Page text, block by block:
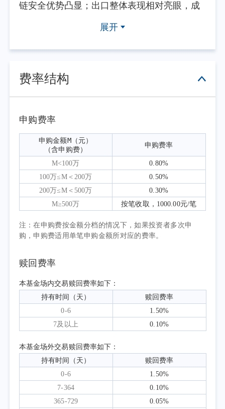
链安全优势凸显；出口整体表现相对亮眼，成
处于调整期，房地产开发投资延续负增长态
势，对固定资产投资形成持续拖累。同时，二
拖累建筑上游产业链生产活动。制造业投资则
入预期偏弱及消费信心修复缓慢的影响，社会
消费品零售总额增速低位徘徊。PPI在输入性因
素推动下连续多月正增长，CPI环比基本持平于
历史季节性均值，但核心CPI受服务价格等因素
拖累，指向内需修复力度偏弱，经济复苏基础
仍需巩固。
债券市场方面，二季度利率债收益率整体
资金面超预期宽松以及市场对基本面修复斜率
年期国债收益率从1.82%下行至1.75%。进入5
维持低位运行，收益率进入窄幅震荡区间。6月
以来，经济数据延续分化，但受资金利率边际
抬升影响，收益率出现一定调整。全季度来
看，5年以内国债收益率表现有所分化，其中1
年期国债表现最优，收益率下行约10BP，2-4年
期国债收益率下行2-5BP不等；5年以上期限国
债收益率下行幅度在8-12BP之间。国开债表现
普遍优于国债，1-3年期国开债收益率下行约
10BP，3年期以上国开债收益率普遍下行约
展开
费率结构
申购费率
申购金额M（元）
（含申购费）
申购费率
M<100万
0.80%
100万≤M＜200万
0.50%
200万≤M＜500万
0.30%
M≥500万
按笔收取，1000.00元/笔
注：在申购费按金额分档的情况下，如果投资者多次申
购，申购费适用单笔申购金额所对应的费率。
赎回费率
本基金场内交易赎回费率如下：
持有时间（天）
赎回费率
0-6
1.50%
7及以上
0.10%
本基金场外交易赎回费率如下：
持有时间（天）
赎回费率
0-6
1.50%
7-364
0.10%
365-729
0.05%